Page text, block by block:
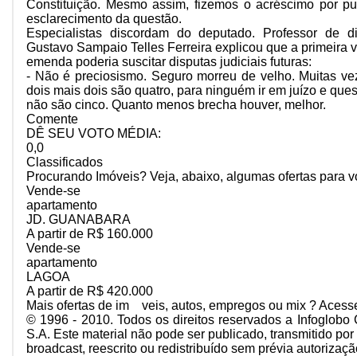
Constituição. Mesmo assim, fizemos o acréscimo por
esclarecimento da questão.
Especialistas discordam do deputado. Professor de
Gustavo Sampaio Telles Ferreira explicou que a primeira
emenda poderia suscitar disputas judiciais futuras:
- Não é preciosismo. Seguro morreu de velho. Muitas
dois mais dois são quatro, para ninguém ir em juízo e
não são cinco. Quanto menos brecha houver, melhor.
Comente
DÊ SEU VOTO MÉDIA:
0,0
Classificados
Procurando Imóveis? Veja, abaixo, algumas ofertas para
Vende-se
apartamento
JD. GUANABARA
A partir de R$ 160.000
Vende-se
apartamento
LAGOA
A partir de R$ 420.000
Mais ofertas de im veis, autos, empregos ou mix ?
© 1996 - 2010. Todos os direitos reservados a Infoglobo
S.A. Este material não pode ser publicado, transmitido por
broadcast, reescrito ou redistribuído sem prévia